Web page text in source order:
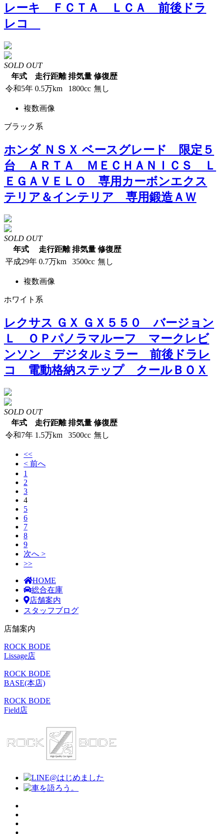
レーキ ＦＣＴＡ ＬＣＡ 前後ドラ
レコ
SOLD OUT
年式
走行距離 排気量 修復歴
令和5年 0.5万km 1800cc 無し
複数画像
ブラック系
ホンダ ＮＳＸ ベースグレード 限定５
台 ＡＲＴＡ ＭＥＣＨＡＮＩＣＳ Ｌ
ＥＧＡＶＥＬＯ 専用カーボンエクス
テリア＆インテリア 専用鍛造ＡＷ
SOLD OUT
年式
走行距離 排気量 修復歴
平成29年 0.7万km 3500cc 無し
複数画像
ホワイト系
レクサス ＧＸ ＧＸ５５０ バージョン
Ｌ ＯＰパノラマルーフ マークレビ
ンソン デジタルミラー 前後ドラレ
コ 電動格納ステップ クールＢＯＸ
SOLD OUT
年式
走行距離 排気量 修復歴
令和7年 1.5万km 3500cc 無し
<<
< 前へ
1
2
3
4
5
6
7
8
9
次へ >
>>
HOME
総合在庫
店舗案内
スタッフブログ
店舗案内
ROCK BODE
Lissage店
ROCK BODE
BASE(本店)
ROCK BODE
Field店